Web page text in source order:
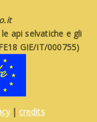
api selvatiche e gli
GIE/IT/000755)
| credits